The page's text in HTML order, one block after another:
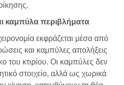
καμπύλα περιβλήματα
εκφράζεται μέσα από
και καμπύλες απολήξεις
του κτιρίου. Οι καμπύλες δεν
στοιχείο, αλλά ως χωρικά